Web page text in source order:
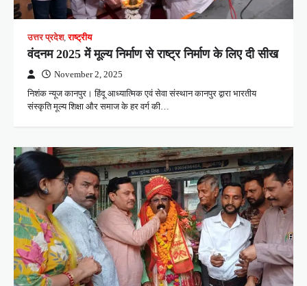
उत्तर प्रदेश,राष्ट्रीय
वंदनम 2025 में मूल्य निर्माण से राष्ट्र निर्माण के लिए दी सीख
November 2, 2025
निशंक न्यूज कानपुर। हिंदू आध्यात्मिक एवं सेवा संस्थान कानपुर द्वारा भारतीय
संस्कृति मूल्य शिक्षा और समाज के हर वर्ग की…